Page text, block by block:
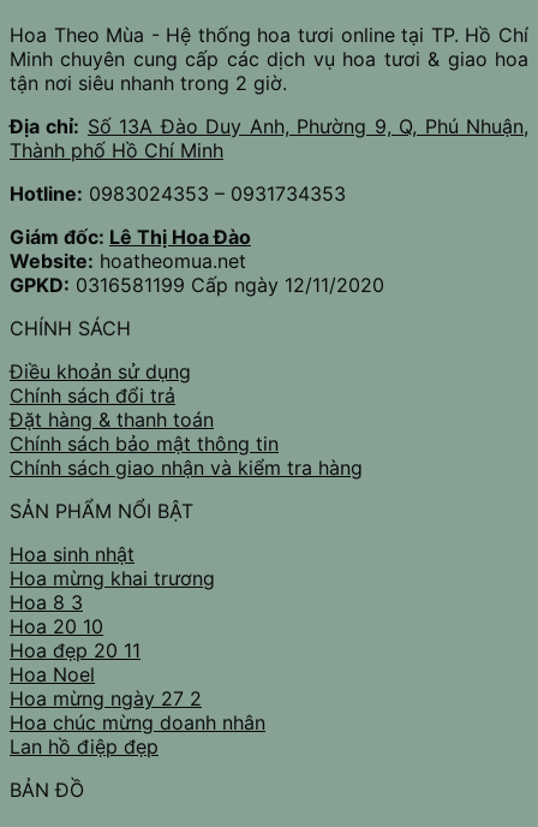
Hoa Theo Mùa - Hệ thống hoa tươi online tại TP. Hồ Chí
Minh chuyên cung cấp các dịch vụ hoa tươi & giao hoa
tận nơi siêu nhanh trong 2 giờ.
Địa chỉ: Số 13A Đào Duy Anh, Phường 9, Q, Phú Nhuận,
Thành phố Hồ Chí Minh
Hotline: 0983024353 – 0931734353
Giám đốc: Lê Thị Hoa Đào
Website: hoatheomua.net
GPKD: 0316581199 Cấp ngày 12/11/2020
CHÍNH SÁCH
Điều khoản sử dụng
Chính sách đổi trả
Đặt hàng & thanh toán
Chính sách bảo mật thông tin
Chính sách giao nhận và kiểm tra hàng
SẢN PHẨM NỔI BẬT
Hoa sinh nhật
Hoa mừng khai trương
Hoa 8 3
Hoa 20 10
Hoa đẹp 20 11
Hoa Noel
Hoa mừng ngày 27 2
Hoa chúc mừng doanh nhân
Lan hồ điệp đẹp
BẢN ĐỒ